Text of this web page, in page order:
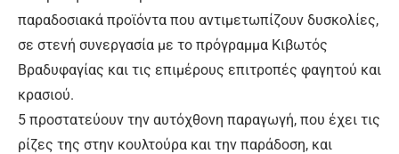
παραδοσιακά προϊόντα που αντιμετωπίζουν δυσκολίες,
σε στενή συνεργασία με το πρόγραμμα Κιβωτός
Βραδυφαγίας και τις επιμέρους επιτροπές φαγητού και
κρασιού.
5 προστατεύουν την αυτόχθονη παραγωγή, που έχει τις
ρίζες της στην κουλτούρα και την παράδοση, και